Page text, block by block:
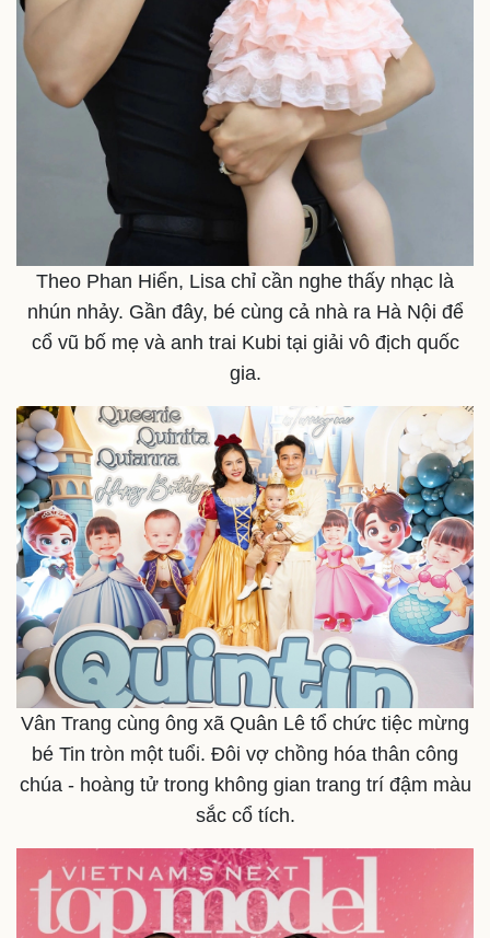
Doanh nghiệp
Thông tin doanh nghiệp
Doanh nghiệp 24h
Công nghệ
Sành điệu
Tin Công nghệ
Theo Phan Hiển, Lisa chỉ cần nghe thấy nhạc là
nhún nhảy. Gần đây, bé cùng cả nhà ra Hà Nội để
cổ vũ bố mẹ và anh trai Kubi tại giải vô địch quốc
gia.
Vân Trang cùng ông xã Quân Lê tổ chức tiệc mừng
bé Tin tròn một tuổi. Đôi vợ chồng hóa thân công
chúa - hoàng tử trong không gian trang trí đậm màu
sắc cổ tích.